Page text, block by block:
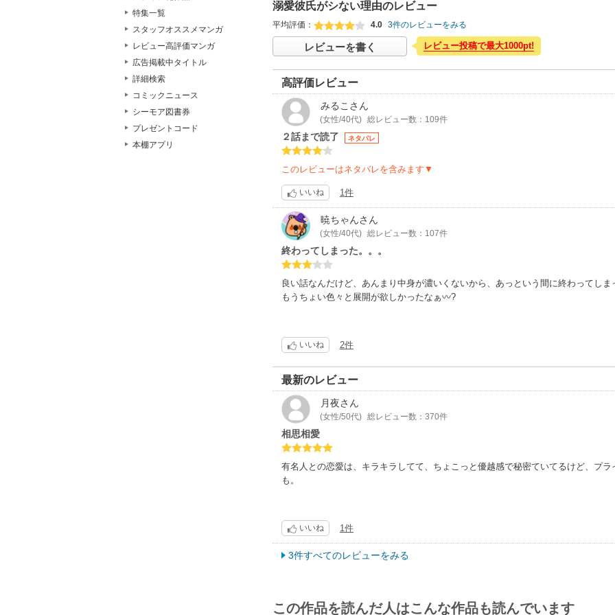
特集一覧
スタッフオススメマンガ
レビュー高評価マンガ
広告掲載中タイトル
詳細検索
コミックニュース
シーモア図書券
プレゼントコード
本棚アプリ
溺愛彼氏がシない理由のレビュー
平均評価： 4.0 3件のレビューをみる
レビューを書く レビュー投稿で最大1000pt!
高評価レビュー
みるこ さん
(女性/40代) 総レビュー数：109件
２話まで読了 ネタバレ
このレビューはネタバレを含みます▼
いいね 1件
暁ちゃんさん
(女性/40代) 総レビュー数：107件
終わってしまった。。。
良い話なんだけど、あんまり中身が濃いくないから、あっという間に終わってしま
もうちょい色々と展開が欲しかったなぁ〰?
いいね 2件
最新のレビュー
月夜さん
(女性/50代) 総レビュー数：370件
相思相愛
有名人との恋愛は、キラキラしてて、ちょこっと優越感で秘密ていてるけど、プ
も。
いいね 1件
3件すべてのレビューをみる
この作品を読んだ人はこんな作品も読んでいます